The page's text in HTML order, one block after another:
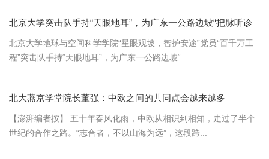
北京大学突击队手持“天眼地耳”，为广东一公路边坡“把脉听诊
北京大学地球与空间科学学院“星眼观坡，智护安途”党员“百千万工
程”突击队手持“天眼地耳”，为广东一公路边坡“...
北大燕京学堂院长董强：中欧之间的共同点会越来越多
【澎湃编者按】 五十年春风化雨，中欧从相识到相知，走过了半个
世纪的合作之路。“志合者，不以山海为远”，这段跨...